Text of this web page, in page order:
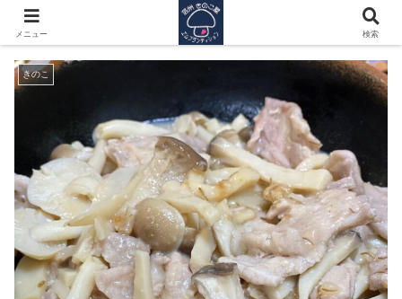
汁以外の食べ方を知る！
きのこ
メニュー 検索